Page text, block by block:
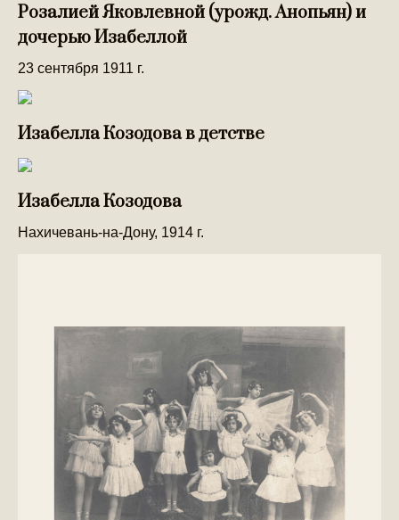
Розалией Яковлевной (урожд. Анопьян) и
дочерью Изабеллой
23 сентября 1911 г.
Изабелла Козодова в детстве
Изабелла Козодова
Нахичевань-на-Дону, 1914 г.